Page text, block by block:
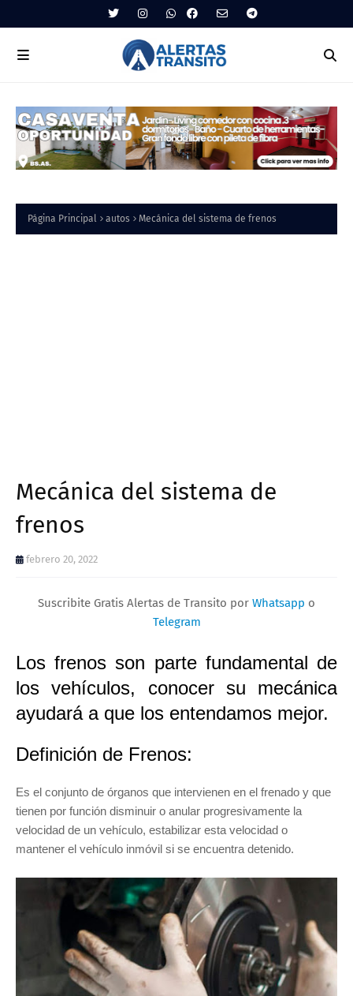
Página Principal autos Mecánica del sistema de frenos
Mecánica del sistema de
frenos
febrero 20, 2022
Suscribite Gratis Alertas de Transito por Whatsapp o
Telegram
Los frenos son parte fundamental de
los vehículos, conocer su mecánica
ayudará a que los entendamos mejor.
Definición de Frenos:
Es el conjunto de órganos que intervienen en el frenado y que
tienen por función disminuir o anular progresivamente la
velocidad de un vehículo, estabilizar esta velocidad o
mantener el vehículo inmóvil si se encuentra detenido.